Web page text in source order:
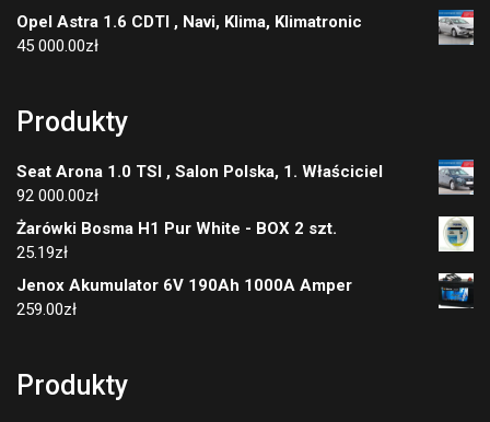
Opel Astra 1.6 CDTI , Navi, Klima, Klimatronic
45 000.00zł
Produkty
Seat Arona 1.0 TSI , Salon Polska, 1. Właściciel
92 000.00zł
Żarówki Bosma H1 Pur White - BOX 2 szt.
25.19zł
Jenox Akumulator 6V 190Ah 1000A Amper
259.00zł
Produkty